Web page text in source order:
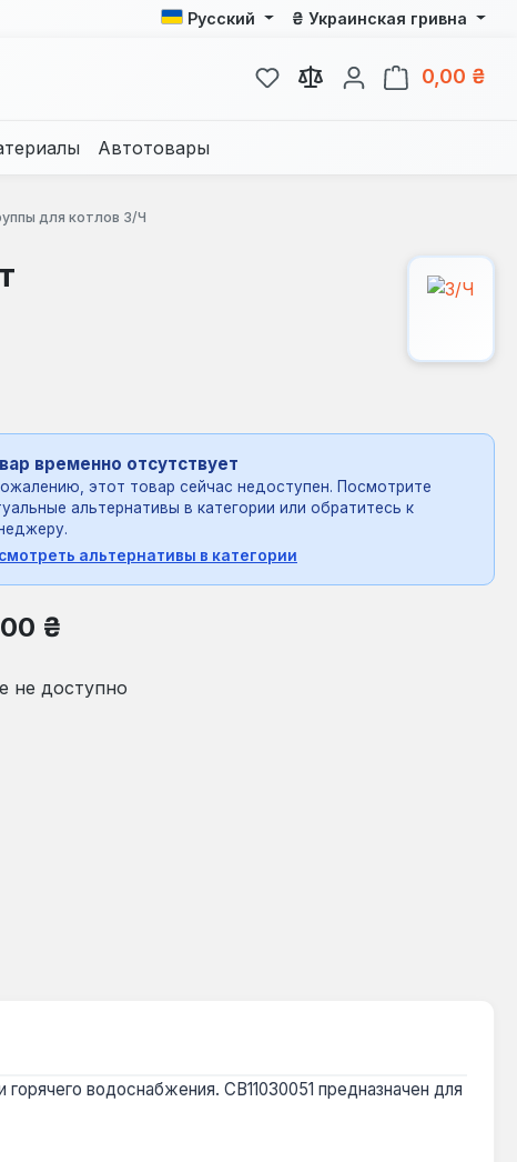
Русский ₴ Украинская гривна
У вас есть товары из
0,00 ₴
Автотовары
для котлов З/Ч
временно отсутствует
этот товар сейчас недоступен. Посмотрите
альтернативы в категории или обратитесь к
альтернативы в категории
₴
не доступно
водоснабжения. CB11030051 предназначен для